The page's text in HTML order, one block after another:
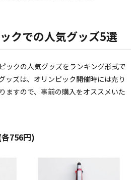
クでの人気グッズ5選
ックの人気グッズをランキング形式で
ッズは、オリンピック開催時には売り
ますので、事前の購入をオススメいた
756円)